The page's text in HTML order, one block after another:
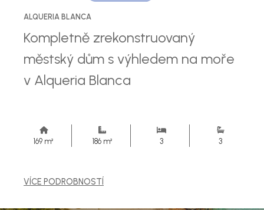
ALQUERIA BLANCA
Kompletně zrekonstruovaný
městský dům s výhledem na moře
v Alqueria Blanca
169 m² 186 m² 3 3
VÍCE PODROBNOSTÍ